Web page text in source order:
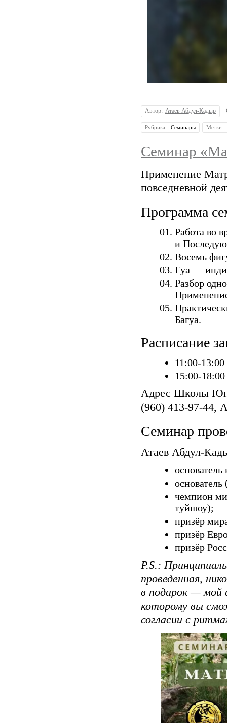
Автор: Атаев Абдул-Кадыр
Рубрика: Семинары Метки:
Семинар
Применение
повседневной
Программа
Работа во
и
Восемь
Гуа —
Разбор
Багуа.
Расписание
11:00-13:00
15:00-18:00
Адрес Школы
(960) 413-97-44,
Семинар
Атаев Абдул-
чемпион
туйшоу);
призёр
призёр
призёр
P.S.:
проведенная,
в подарок — мой
которому вы
согласии с